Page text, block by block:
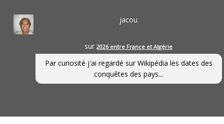
jacou
sur2026 entre France et Algérie
Par curiosité j'ai regardé sur Wikipédia les dates des
conquêtes des pays...